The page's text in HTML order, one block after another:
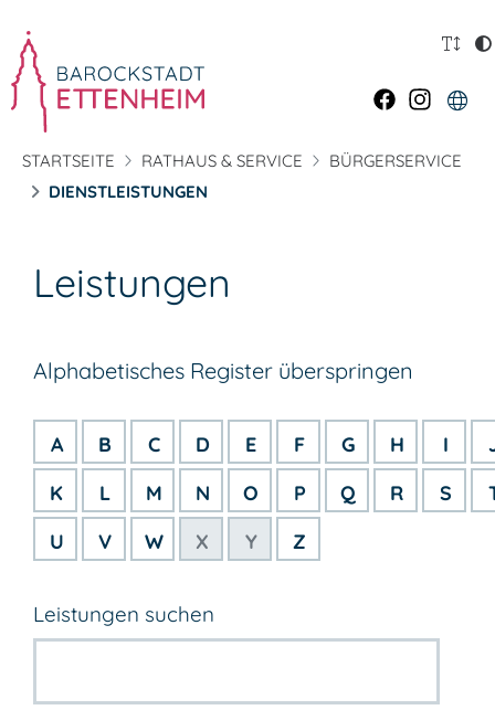
STARTSEITE RATHAUS & SERVICE
BÜRGERSERVICE
DIENSTLEISTUNGEN
Leistungen
Alphabetisches Register überspringen
A B C D E F G H I
K
L M N O P Q R S
U
V W X Y Z
Leistungen suchen